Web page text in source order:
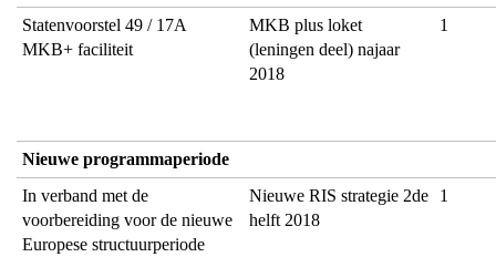
Statenvoorstel 49 / 17A
MKB+ faciliteit
MKB plus loket
(leningen deel) najaar
2018
1
Nieuwe programmaperiode
In verband met de
voorbereiding voor de nieuwe
Europese structuurperiode
Nieuwe RIS strategie 2de
helft 2018
1